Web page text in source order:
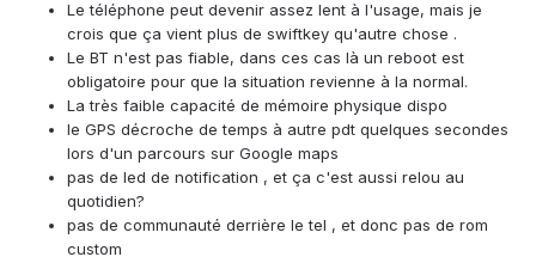
Le téléphone peut devenir assez lent à l'usage, mais je
crois que ça vient plus de swiftkey qu'autre chose .
Le BT n'est pas fiable, dans ces cas là un reboot est
obligatoire pour que la situation revienne à la normal.
La très faible capacité de mémoire physique dispo
le GPS décroche de temps à autre pdt quelques secondes
lors d'un parcours sur Google maps
pas de led de notification , et ça c'est aussi relou au
quotidien?
pas de communauté derrière le tel , et donc pas de rom
custom